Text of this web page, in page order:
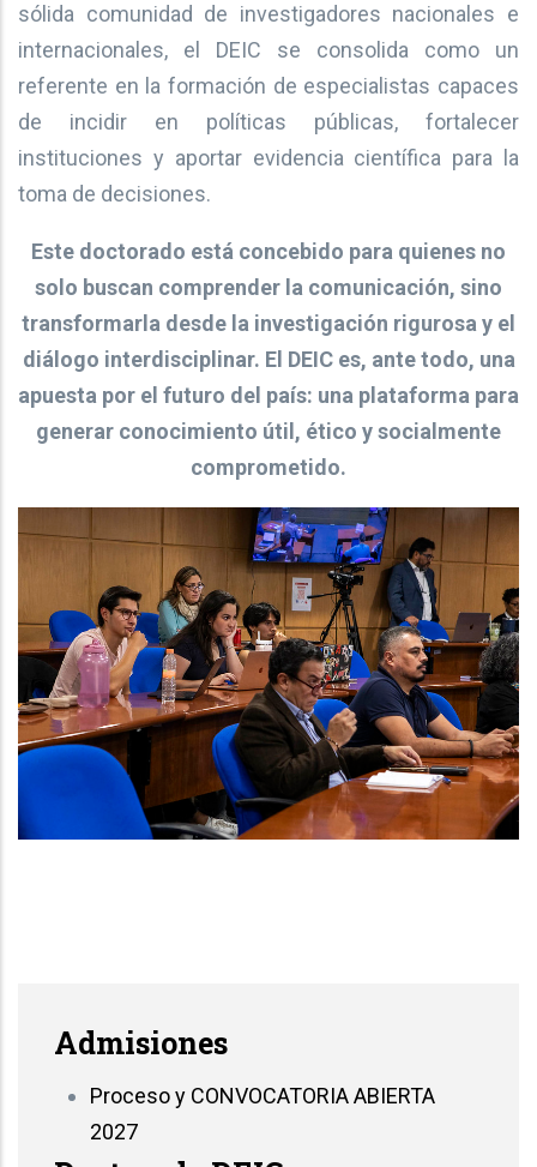
sólida comunidad de investigadores nacionales e
internacionales, el DEIC se consolida como un
referente en la formación de especialistas capaces
de incidir en políticas públicas, fortalecer
instituciones y aportar evidencia científica para la
toma de decisiones.
Este doctorado está concebido para quienes no
solo buscan comprender la comunicación, sino
transformarla desde la investigación rigurosa y el
diálogo interdisciplinar. El DEIC es, ante todo, una
apuesta por el futuro del país: una plataforma para
generar conocimiento útil, ético y socialmente
comprometido.
Admisiones
Proceso y CONVOCATORIA ABIERTA
2027